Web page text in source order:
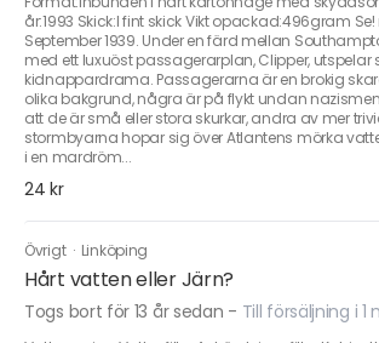
år:1993 Skick:I fint skick Vikt opackad:496gram
September 1939. Under en färd mellan
med ett luxuöst passagerarplan, Clipper, utspelar
kidnappardrama. Passagerarna är en brokig
olika bakgrund, några är på flykt undan
att de är små eller stora skurkar, andra av mer
stormbyarna hopar sig över Atlantens mörka
i en mardröm...
24 kr
Övrigt · Linköping
Hårt vatten eller Järn?
Togs bort för 13 år sedan - Till försäljning i 1